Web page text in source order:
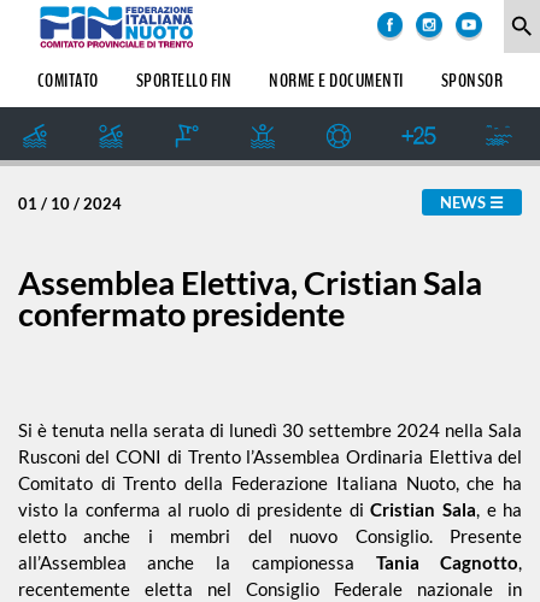
COMITATO SPORTELLO FIN NORME E DOCUMENTI SPONSOR
search
NEWS
01 / 10 / 2024
Assemblea Elettiva, Cristian Sala
confermato presidente
Si è tenuta nella serata di lunedì 30 settembre 2024 nella Sala
Rusconi del CONI di Trento l’Assemblea Ordinaria Elettiva del
Comitato di Trento della Federazione Italiana Nuoto, che ha
visto la conferma al ruolo di presidente diCristian Sala, e ha
eletto anche i membri del nuovo Consiglio. Presente
all’Assemblea anche la campionessa Tania Cagnotto,
recentemente eletta nel Consiglio Federale nazionale in
degli
argomenti
notizie:
Amatoriale
Dalle Società
Formazione
News
Pallanuoto
COMITATO
SETTORE
IMPIANTI
SPORTIVI
SPORTIVO
STORIA